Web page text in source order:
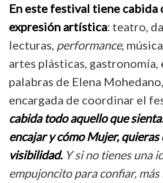
En este festival tiene cabida
expresión artística: teatro,
lecturas, performance,
artes plásticas, gastronomía,
palabras de Elena
encargada de coordinar el
cabida todo aquello que
encajar y cómo Mujer, quieras
visibilidad.Y si no tienes una
empujoncito para confiar,